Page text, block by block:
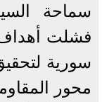
سماحة
فشلت أهداف
سورية
محور